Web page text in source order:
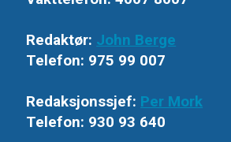
Redaktør: John Berge
Telefon: 975 99 007
Redaksjonssjef: Per Mork
Telefon: 930 93 640